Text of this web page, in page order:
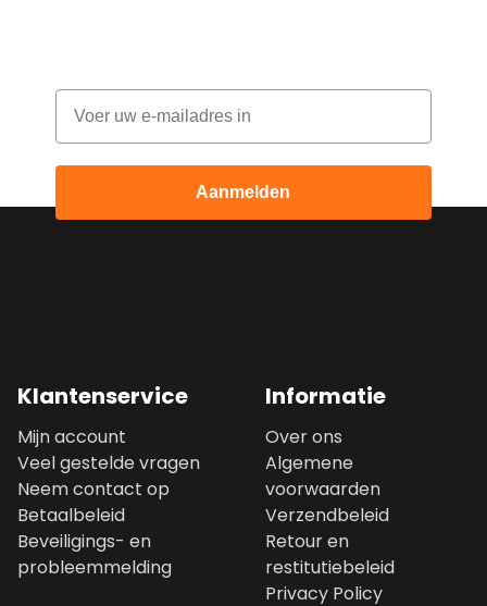
Email
Aanmelden
Klantenservice
Mijn account
Veel gestelde vragen
Neem contact op
Betaalbeleid
Beveiligings- en
probleemmelding
Informatie
Over ons
Algemene
voorwaarden
Verzendbeleid
Retour en
restitutiebeleid
Privacy Policy